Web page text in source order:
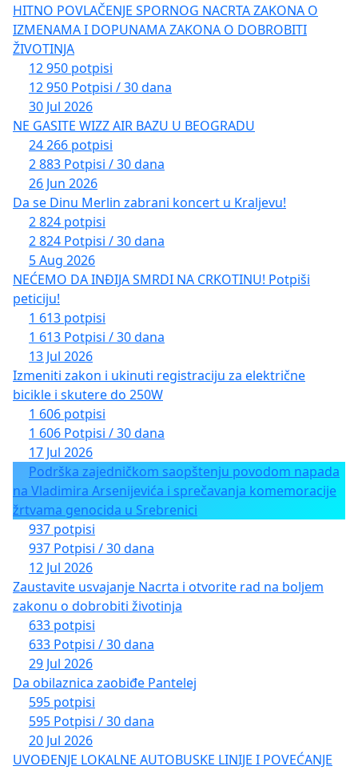
HITNO POVLAČENJE SPORNOG NACRTA ZAKONA O
IZMENAMA I DOPUNAMA ZAKONA O DOBROBITI
ŽIVOTINJA
12 950 potpisi
12 950 Potpisi / 30 dana
30 Jul 2026
NE GASITE WIZZ AIR BAZU U BEOGRADU
24 266 potpisi
2 883 Potpisi / 30 dana
26 Jun 2026
Da se Dinu Merlin zabrani koncert u Kraljevu!
2 824 potpisi
2 824 Potpisi / 30 dana
5 Aug 2026
NEĆEMO DA INĐIJA SMRDI NA CRKOTINU! Potpiši
peticiju!
1 613 potpisi
1 613 Potpisi / 30 dana
13 Jul 2026
Izmeniti zakon i ukinuti registraciju za električne
bicikle i skutere do 250W
1 606 potpisi
1 606 Potpisi / 30 dana
17 Jul 2026
Podrška zajedničkom saopštenju povodom napada
na Vladimira Arsenijevića i sprečavanja komemoracije
žrtvama genocida u Srebrenici
937 potpisi
937 Potpisi / 30 dana
12 Jul 2026
Zaustavite usvajanje Nacrta i otvorite rad na boljem
zakonu o dobrobiti životinja
633 potpisi
633 Potpisi / 30 dana
29 Jul 2026
Da obilaznica zaobiđe Pantelej
595 potpisi
595 Potpisi / 30 dana
20 Jul 2026
UVOĐENJE LOKALNE AUTOBUSKE LINIJE I POVEĆANJE